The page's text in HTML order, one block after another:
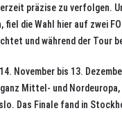
präzise zu verfolgen.
fiel die Wahl hier auf zwei
und während der Tour
November bis 13.
Mittel- und
Das Finale fand in